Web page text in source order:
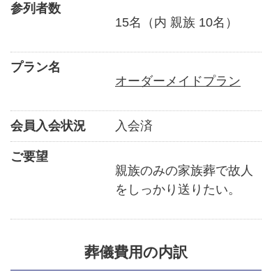
参列者数
15名（内 親族 10名）
プラン名
オーダーメイドプラン
会員入会状況 入会済
ご要望
親族のみの家族葬で故人
をしっかり送りたい。
葬儀費用の内訳